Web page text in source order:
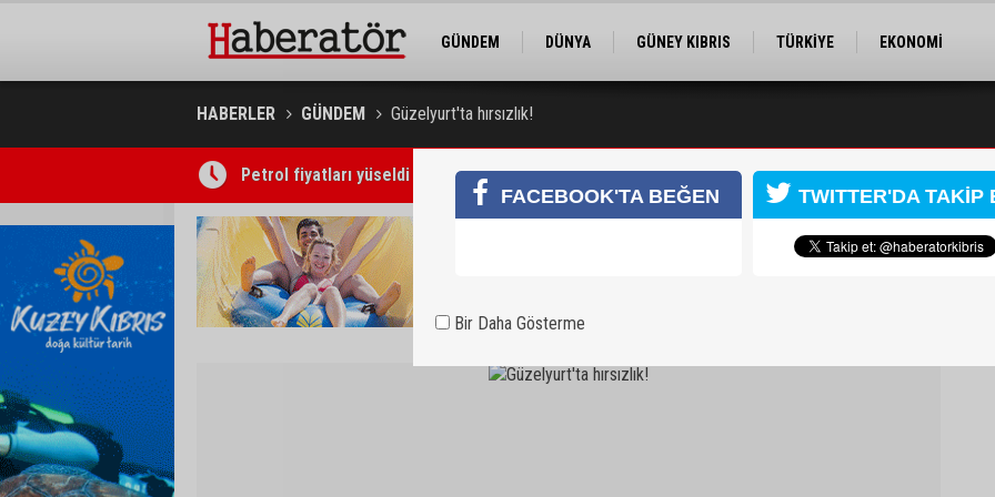
GÜNDEM DÜNYA GÜNEY KIBRIS TÜRKİYE
EKONOMİ
HABERLER GÜNDEM Güzelyurt'ta hırsızlık!
Concorde Aria Hotel kapılarını açtı
FACEBOOK'TA BEĞEN TWITTER'DA TAKİP
Bir Daha Gösterme